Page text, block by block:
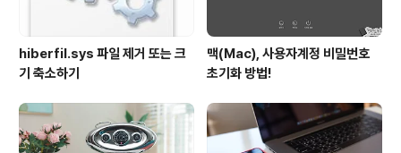
hiberfil.sys 파일 제거 또는 크
기 축소하기
맥(Mac), 사용자계정 비밀번호
초기화 방법!